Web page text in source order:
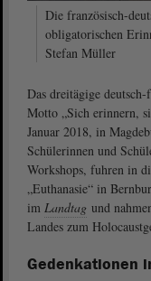
Die französisch-
obligatorischen
Stefan Müller
Das dreitägige
Motto „Sich erinnern,
Januar 2018, in
Schülerinnen und
Workshops, fuhren in
„Euthanasie“ in
im Landtag und
Landes zum
Gedenkationen